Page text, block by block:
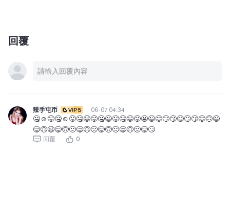
回覆
辣手屯币 · 06-07 04:34
🤐☺️😜🤐☺️😛🤐😉😛🤐😉😛🤐😉😛😬😉😋🙄😗😋🙄😗😋🙃😉
😋🙃😉😋🙃🙂😋🙃🙂😋🙃🙂😋🙃🙂😋🙄
回覆 0